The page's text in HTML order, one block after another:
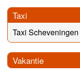
Taxi
Taxi Scheveningen
Vakantie